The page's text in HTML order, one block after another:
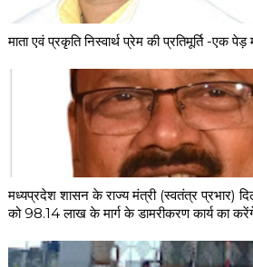
माता एवं प्रकृति निस्वार्थ प्रेम की प्रतिमूर्ति -एक
मध्यप्रदेश शासन के राज्य मंत्री (स्वतंत्र प्रभार)
को 98.14 लाख के मार्ग के डामरीकरण कार्य का